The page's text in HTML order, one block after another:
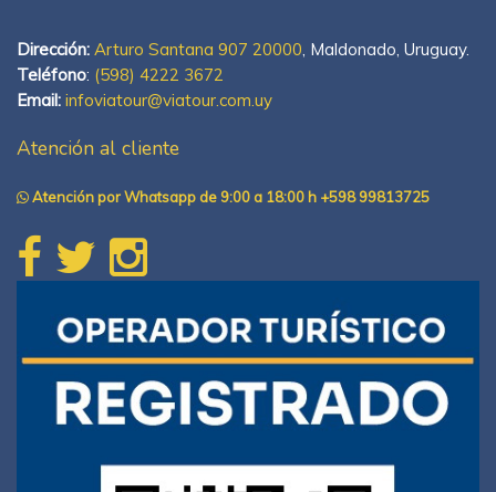
Dirección: Arturo Santana 907 20000, Maldonado, Uruguay.
Teléfono: (598) 4222 3672
Email: infoviatour@viatour.com.uy
Atención al cliente
Atención por Whatsapp de 9:00 a 18:00 h +598 99813725